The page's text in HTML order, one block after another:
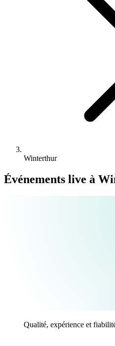
Winterthur
Événements live à
Qualité, expérience et